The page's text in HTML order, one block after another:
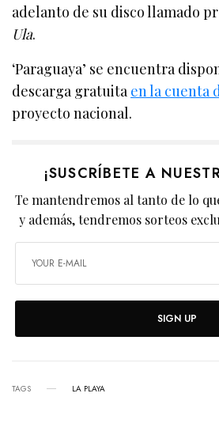
adelanto de su disco llamado
Ula.
‘Paraguaya’ se encuentra
descarga gratuitaen la cuenta
proyecto nacional.
¡SUSCRÍBETE A
Te mantendremos al tanto de lo
y además, tendremos sorteos
SIGN UP
TAGS LA PLAYA